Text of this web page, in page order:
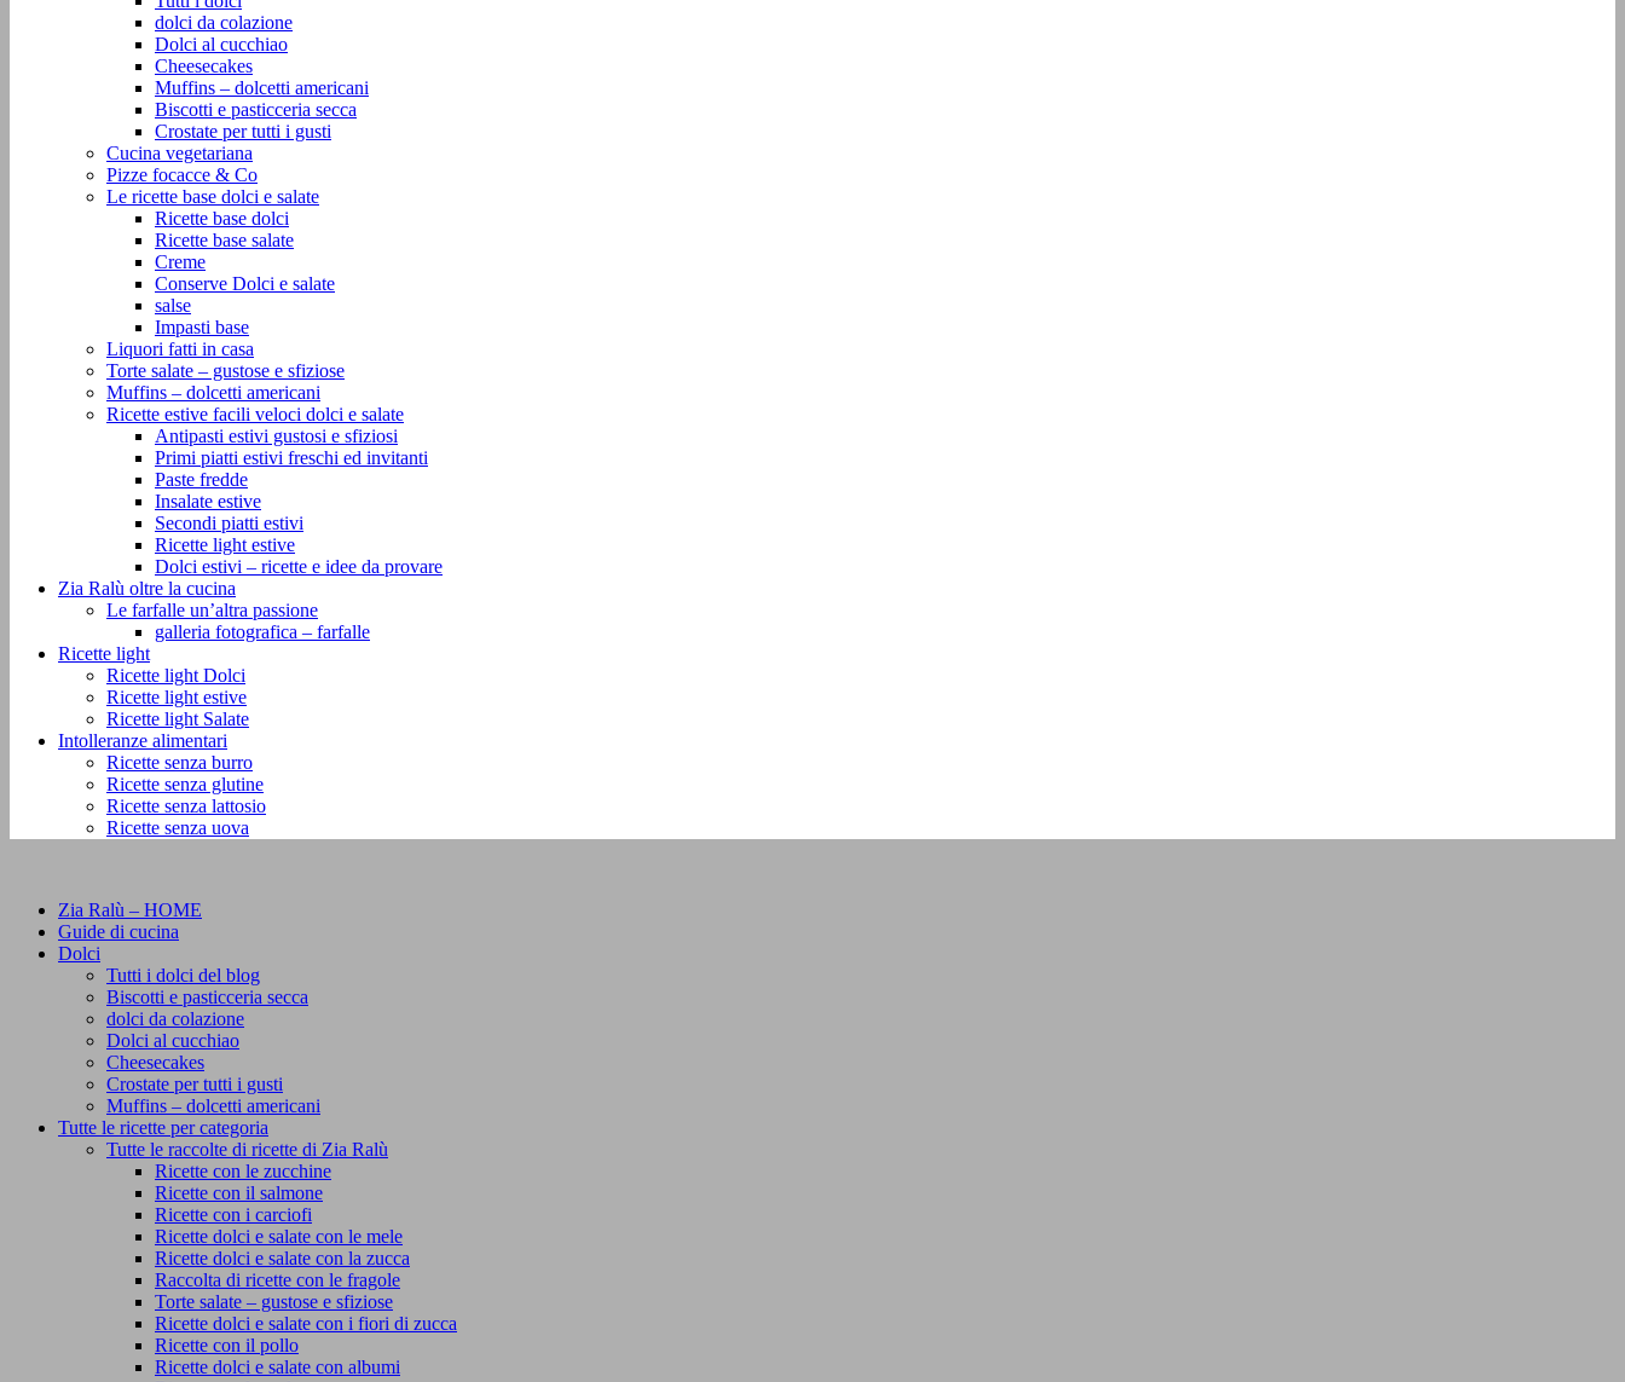
dolci da colazione
Dolci al cucchiao
Cheesecakes
Muffins – dolcetti americani
Biscotti e pasticceria secca
Crostate per tutti i gusti
Cucina vegetariana
Pizze focacce & Co
Le ricette base dolci e salate
Ricette base dolci
Ricette base salate
Creme
Conserve Dolci e salate
salse
Impasti base
Liquori fatti in casa
Torte salate – gustose e sfiziose
Muffins – dolcetti americani
Ricette estive facili veloci dolci e salate
Antipasti estivi gustosi e sfiziosi
Primi piatti estivi freschi ed invitanti
Paste fredde
Insalate estive
Secondi piatti estivi
Ricette light estive
Dolci estivi – ricette e idee da provare
Zia Ralù oltre la cucina
Le farfalle un’altra passione
galleria fotografica – farfalle
Ricette light
Ricette light Dolci
Ricette light estive
Ricette light Salate
Intolleranze alimentari
Ricette senza burro
Ricette senza glutine
Ricette senza lattosio
Ricette senza uova
Zia Ralù – HOME
Guide di cucina
Dolci
Tutti i dolci del blog
Biscotti e pasticceria secca
dolci da colazione
Dolci al cucchiao
Cheesecakes
Crostate per tutti i gusti
Muffins – dolcetti americani
Tutte le ricette per categoria
Tutte le raccolte di ricette di Zia Ralù
Ricette con le zucchine
Ricette con il salmone
Ricette con i carciofi
Ricette dolci e salate con le mele
Ricette dolci e salate con la zucca
Raccolta di ricette con le fragole
Torte salate – gustose e sfiziose
Ricette dolci e salate con i fiori di zucca
Ricette con il pollo
Ricette dolci e salate con albumi